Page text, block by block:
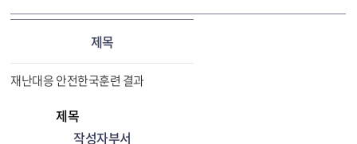
제목
재난대응 안전한국훈련 결과
제목
작성자부서